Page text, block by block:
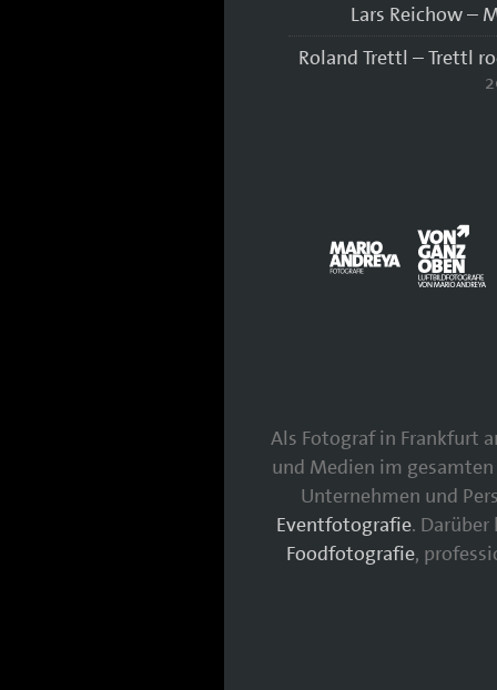
Lars Reichow –
Roland Trettl – Trettl
Als Fotograf in Frankfurt
und Medien im
Unternehmen und
Eventfotografie.
Foodfotografie,